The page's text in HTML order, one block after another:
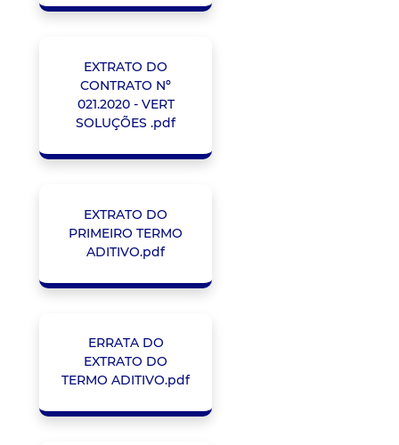
EXTRATO DO
CONTRATO Nº
021.2020 - VERT
SOLUÇÕES .pdf
EXTRATO DO
PRIMEIRO TERMO
ADITIVO.pdf
ERRATA DO
EXTRATO DO
TERMO ADITIVO.pdf